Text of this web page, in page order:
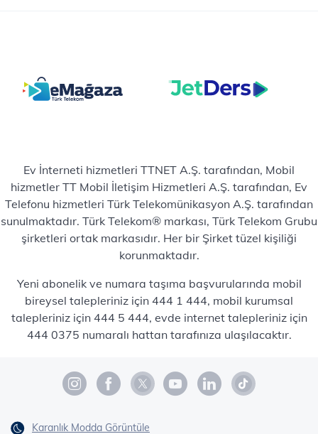
Ev İnterneti hizmetleri TTNET A.Ş. tarafından, Mobil
hizmetler TT Mobil İletişim Hizmetleri A.Ş. tarafından, Ev
Telefonu hizmetleri Türk Telekomünikasyon A.Ş. tarafından
sunulmaktadır. Türk Telekom® markası, Türk Telekom Grubu
şirketleri ortak markasıdır. Her bir Şirket tüzel kişiliği
korunmaktadır.
Yeni abonelik ve numara taşıma başvurularında mobil
bireysel talepleriniz için 444 1 444, mobil kurumsal
talepleriniz için 444 5 444, evde internet talepleriniz için
444 0375 numaralı hattan tarafınıza ulaşılacaktır.
Karanlık Modda Görüntüle